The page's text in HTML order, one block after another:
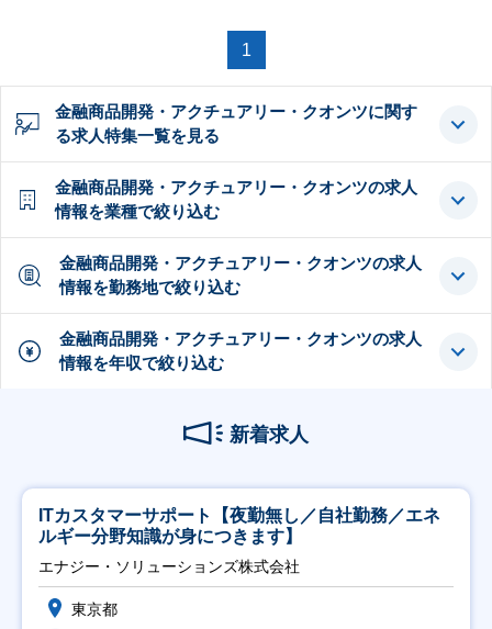
1
金融商品開発・アクチュアリー・クオンツに関す
る求人特集一覧を見る
金融商品開発・アクチュアリー・クオンツの求人
情報を業種で絞り込む
金融商品開発・アクチュアリー・クオンツの求人
情報を勤務地で絞り込む
金融商品開発・アクチュアリー・クオンツの求人
情報を年収で絞り込む
新着求人
ITカスタマーサポート【夜勤無し／自社勤務／エネ
ルギー分野知識が身につきます】
エナジー・ソリューションズ株式会社
東京都